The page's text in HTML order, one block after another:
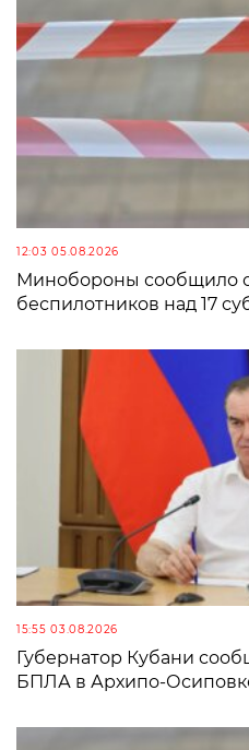
12:03 05.08.2026
Минобороны сообщило
беспилотников над 17
15:55 03.08.2026
Губернатор Кубани
БПЛА в Архипо-